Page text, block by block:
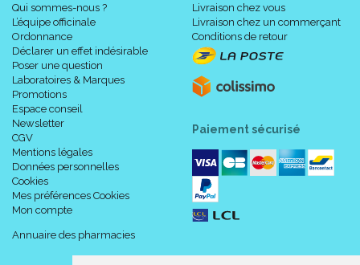
Qui sommes-nous ?
L’équipe officinale
Ordonnance
Déclarer un effet indésirable
Poser une question
Laboratoires & Marques
Promotions
Espace conseil
Newsletter
CGV
Mentions légales
Données personnelles
Cookies
Mes préférences Cookies
Mon compte
Annuaire des pharmacies
Livraison chez vous
Livraison chez un commerçant
Conditions de retour
Paiement sécurisé